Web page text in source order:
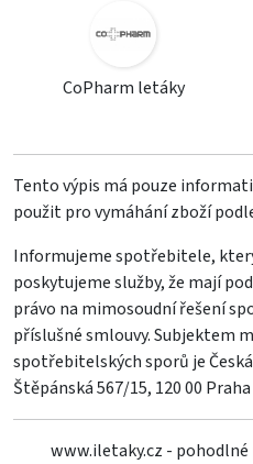
CoPharm letáky
Tento výpis má pouze
použit pro vymáhání zboží
Informujeme spotřebitele,
poskytujeme služby, že mají
právo na mimosoudní řešení
příslušné smlouvy. Subjektem
spotřebitelských sporů je
Štěpánská 567/15, 120 00 Praha
www.iletaky.cz -